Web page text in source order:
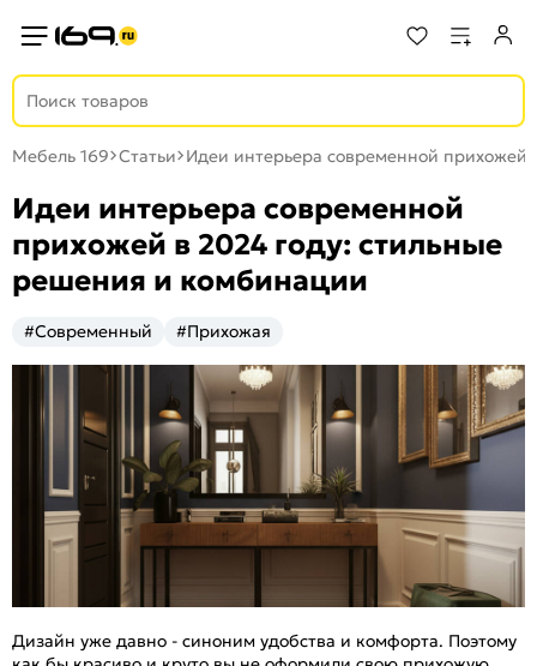
Мебель 169 Статьи Идеи интерьера современной
Идеи интерьера современной
прихожей в 2024 году: стильные
решения и комбинации
#Современный #Прихожая
Дизайн уже давно - синоним удобства и комфорта. Поэтому